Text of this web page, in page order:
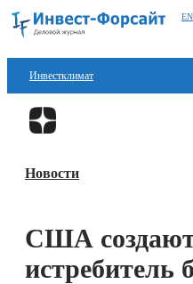
Инвестклимат
Финансы
Блокчейн
Новости
США создают
истребитель